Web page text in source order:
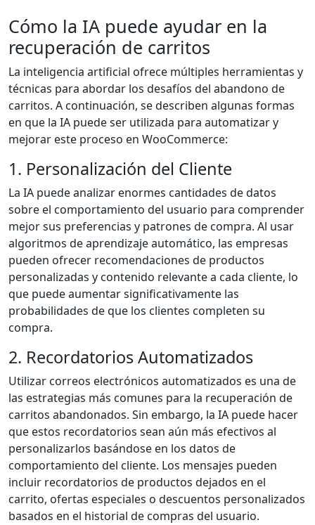
Cómo la IA puede ayudar en la
recuperación de carritos
La inteligencia artificial ofrece múltiples herramientas y
técnicas para abordar los desafíos del abandono de
carritos. A continuación, se describen algunas formas
en que la IA puede ser utilizada para automatizar y
mejorar este proceso en WooCommerce:
1. Personalización del Cliente
La IA puede analizar enormes cantidades de datos
sobre el comportamiento del usuario para comprender
mejor sus preferencias y patrones de compra. Al usar
algoritmos de aprendizaje automático, las empresas
pueden ofrecer recomendaciones de productos
personalizadas y contenido relevante a cada cliente, lo
que puede aumentar significativamente las
probabilidades de que los clientes completen su
compra.
2. Recordatorios Automatizados
Utilizar correos electrónicos automatizados es una de
las estrategias más comunes para la recuperación de
carritos abandonados. Sin embargo, la IA puede hacer
que estos recordatorios sean aún más efectivos al
personalizarlos basándose en los datos de
comportamiento del cliente. Los mensajes pueden
incluir recordatorios de productos dejados en el
carrito, ofertas especiales o descuentos personalizados
basados en el historial de compras del usuario.